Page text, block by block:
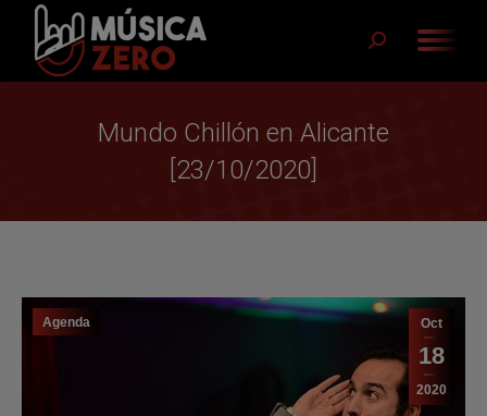
Buscar:
Mundo Chillón en Alicante
[23/10/2020]
Oct
18
2020
Agenda